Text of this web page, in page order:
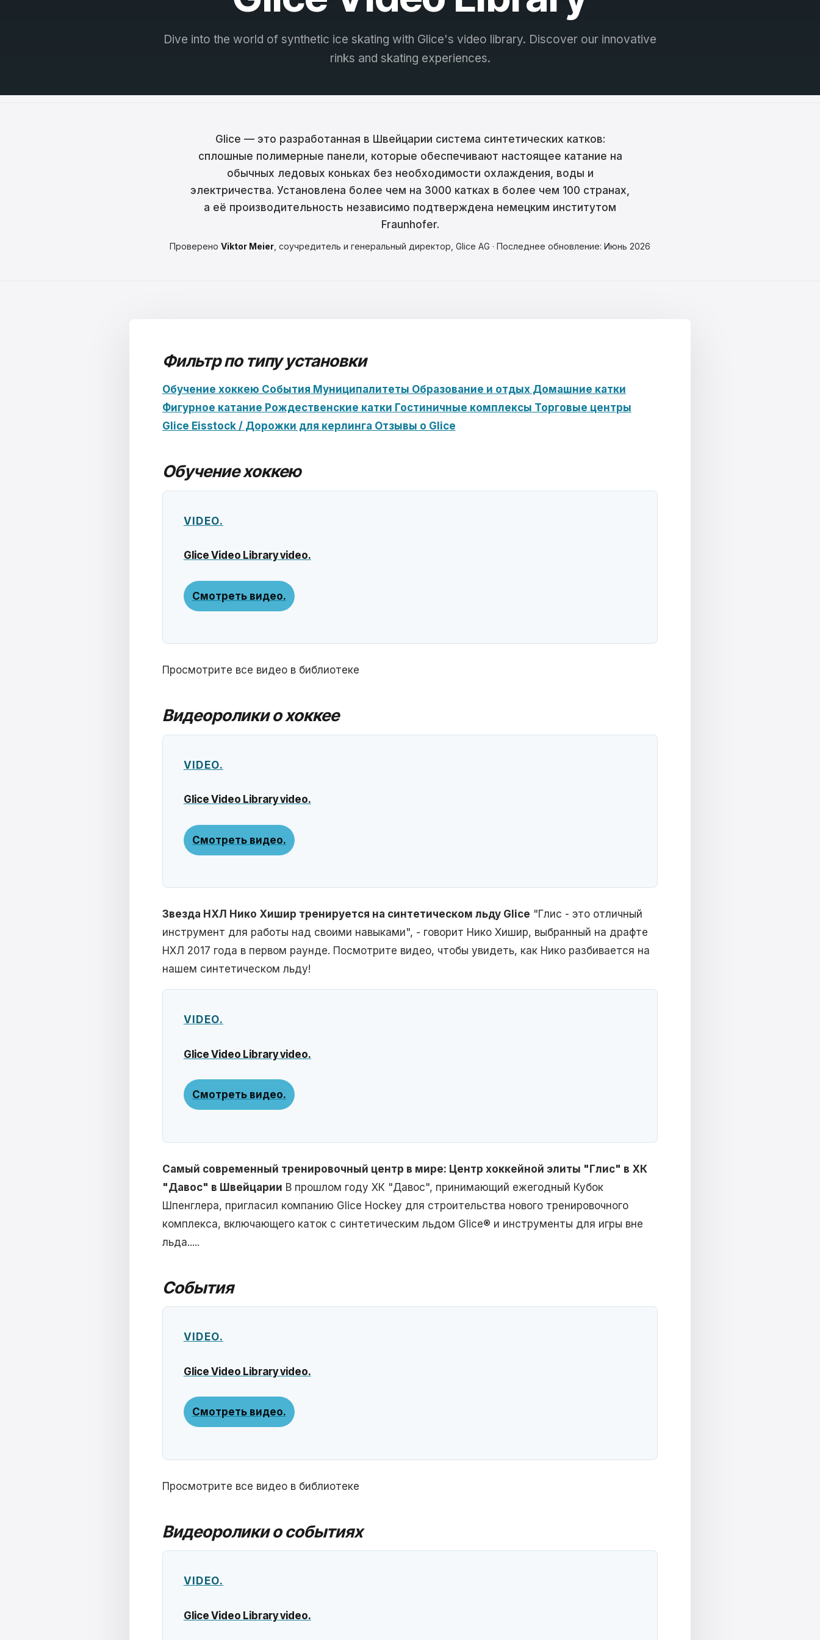
Čeština
Magyar
한국어
Русский
Slovenčina
Türkçe
Dive into the world of synthetic ice skating with Glice's video library. Discover our innovative
rinks and skating experiences.
Glice — это разработанная в Швейцарии система синтетических катков:
сплошные полимерные панели, которые обеспечивают настоящее катание на
обычных ледовых коньках без необходимости охлаждения, воды и
электричества. Установлена более чем на 3000 катках в более чем 100 странах,
а её производительность независимо подтверждена немецким институтом
Fraunhofer.
Проверено Viktor Meier , соучредитель и генеральный директор, Glice AG · Последнее обновление: Июнь 2026
Фильтр по типу установки
Обучение хоккею События Муниципалитеты Образование и отдыхДомашние катки
Фигурное катание Рождественские катки Гостиничные комплексы Торговые центры
Glice Eisstock / Дорожки для керлинга Отзывы о Glice
Обучение хоккею
VIDEO.
Glice Video Library video.
Смотреть видео.
Просмотрите все видео в библиотеке
Видеоролики о хоккее
VIDEO.
Glice Video Library video.
Смотреть видео.
Звезда НХЛ Нико Хишир тренируется на синтетическом льду Glice "Глис - это отличный
инструмент для работы над своими навыками", - говорит Нико Хишир, выбранный на драфте
НХЛ 2017 года в первом раунде. Посмотрите видео, чтобы увидеть, как Нико разбивается на
нашем синтетическом льду!
VIDEO.
Glice Video Library video.
Смотреть видео.
Самый современный тренировочный центр в мире: Центр хоккейной элиты "Глис" в ХК
"Давос" в Швейцарии В прошлом году ХК "Давос", принимающий ежегодный Кубок
Шпенглера, пригласил компанию Glice Hockey для строительства нового тренировочного
комплекса, включающего каток с синтетическим льдом Glice® и инструменты для игры вне
льда.....
События
VIDEO.
Glice Video Library video.
Смотреть видео.
Просмотрите все видео в библиотеке
Видеоролики о событиях
VIDEO.
Glice Video Library video.